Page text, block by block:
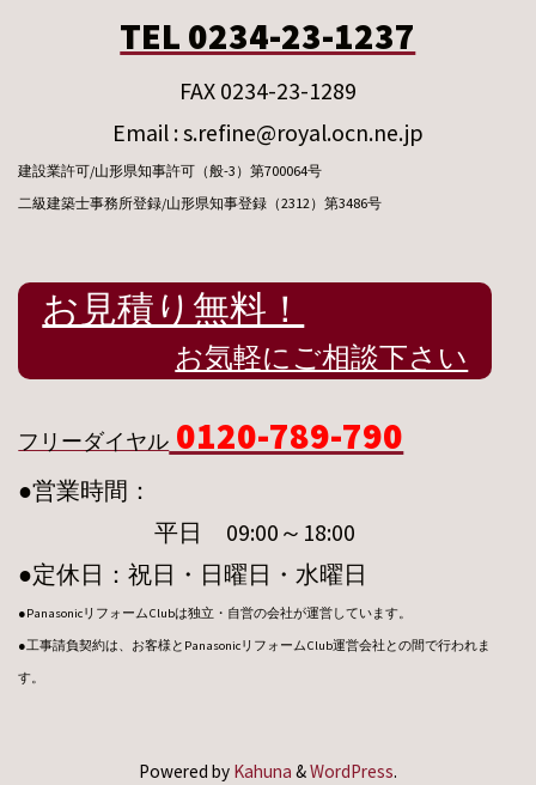
TEL 0234-23-1237
FAX 0234-23-1289
Email : s.refine@royal.ocn.ne.jp
建設業許可/山形県知事許可（般-3）第700064号
二級建築士事務所登録/山形県知事登録（2312）第3486号
お見積り無料！
お気軽にご相談下さい
フリーダイヤル 0120-789-790
●営業時間：
平日 09:00～18:00
●定休日：祝日・日曜日・水曜日
●PanasonicリフォームClubは独立・自営の会社が運営しています。
●工事請負契約は、お客様とPanasonicリフォームClub運営会社との間で行われま
す。
Powered by Kahuna &WordPress.